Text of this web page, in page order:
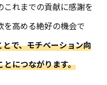
れまでの貢献に感謝を
高める絶好の機会で
で、モチベーション向
につながります。